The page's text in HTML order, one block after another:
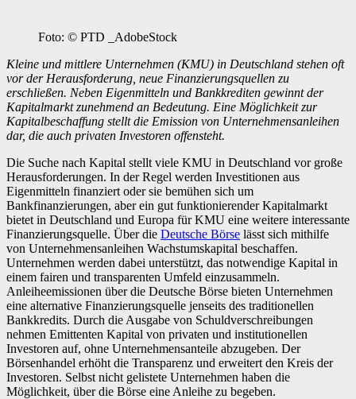
Foto: © PTD _AdobeStock
Kleine und mittlere Unternehmen (KMU) in Deutschland stehen oft
vor der Herausforderung, neue Finanzierungsquellen zu
erschließen. Neben Eigenmitteln und Bankkrediten gewinnt der
Kapitalmarkt zunehmend an Bedeutung. Eine Möglichkeit zur
Kapitalbeschaffung stellt die Emission von Unternehmensanleihen
dar, die auch privaten Investoren offensteht.
Die Suche nach Kapital stellt viele KMU in Deutschland vor große
Herausforderungen. In der Regel werden Investitionen aus
Eigenmitteln finanziert oder sie bemühen sich um
Bankfinanzierungen, aber ein gut funktionierender Kapitalmarkt
bietet in Deutschland und Europa für KMU eine weitere interessante
Finanzierungsquelle. Über die Deutsche Börse lässt sich mithilfe
von Unternehmensanleihen Wachstumskapital beschaffen.
Unternehmen werden dabei unterstützt, das notwendige Kapital in
einem fairen und transparenten Umfeld einzusammeln.
Anleiheemissionen über die Deutsche Börse bieten Unternehmen
eine alternative Finanzierungsquelle jenseits des traditionellen
Bankkredits. Durch die Ausgabe von Schuldverschreibungen
nehmen Emittenten Kapital von privaten und institutionellen
Investoren auf, ohne Unternehmensanteile abzugeben. Der
Börsenhandel erhöht die Transparenz und erweitert den Kreis der
Investoren. Selbst nicht gelistete Unternehmen haben die
Möglichkeit, über die Börse eine Anleihe zu begeben.